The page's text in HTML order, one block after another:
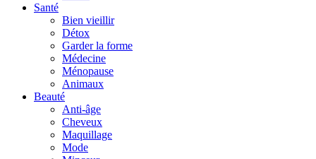
Santé
Bien vieillir
Détox
Garder la forme
Médecine
Ménopause
Animaux
Beauté
Anti-âge
Cheveux
Maquillage
Mode